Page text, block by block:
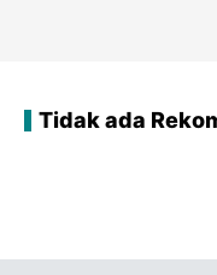
Tidak ada